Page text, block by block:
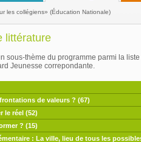
les collégiens» (Éducation Nationale)
littérature
sous-thème du programme parmi la
Jeunesse correpondante.
de valeurs ? (67)
le réel (52)
? (15)
: La ville, lieu de tous les